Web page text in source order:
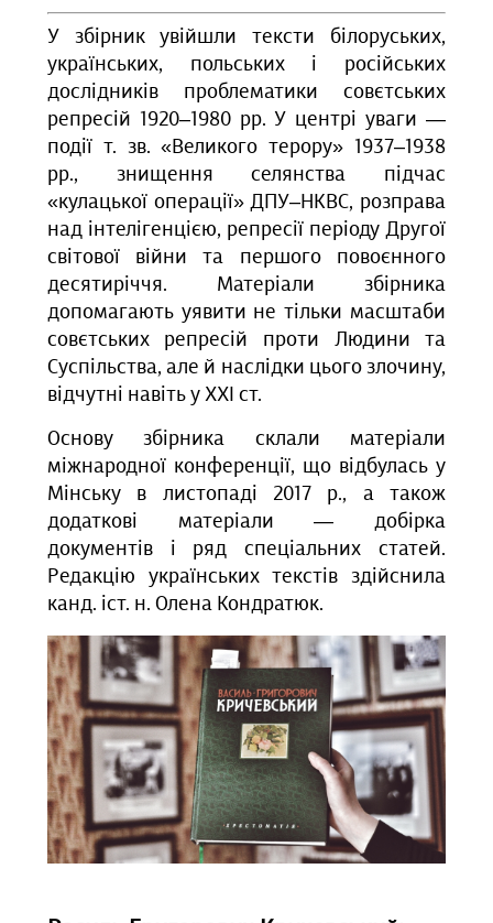
У збірник увійшли тексти білоруських,
українських, польських і російських
дослідників проблематики совєтських
репресій 1920–1980 рр. У центрі уваги —
події т. зв. «Великого терору» 1937–1938
рр., знищення селянства підчас
«кулацької операції» ДПУ–НКВС, розправа
над інтелігенцією, репресії періоду Другої
світової війни та першого повоєнного
десятиріччя. Матеріали збірника
допомагають уявити не тільки масштаби
совєтських репресій проти Людини та
Суспільства, але й наслідки цього злочину,
відчутні навіть у ХХІ ст.
Основу збірника склали матеріали
міжнародної конференції, що відбулась у
Мінську в листопаді 2017 р., а також
додаткові матеріали — добірка
документів і ряд спеціальних статей.
Редакцію українських текстів здійснила
канд. іст. н. Олена Кондратюк.